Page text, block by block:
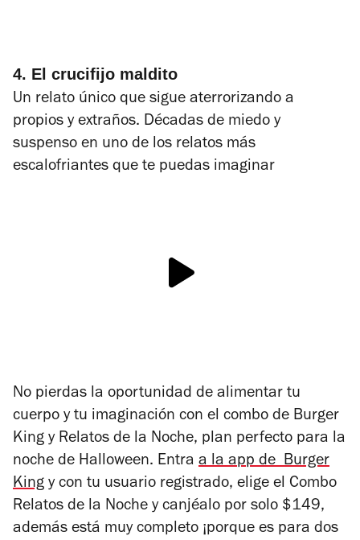
4. El crucifijo maldito
Un relato único que sigue aterrorizando a
propios y extraños. Décadas de miedo y
suspenso en uno de los relatos más
escalofriantes que te puedas imaginar
No pierdas la oportunidad de alimentar tu
cuerpo y tu imaginación con el combo de Burger
King y Relatos de la Noche, plan perfecto para la
noche de Halloween. Entra a la app de Burger
King y con tu usuario registrado, elige el Combo
Relatos de la Noche y canjéalo por solo $149,
además está muy completo ¡porque es para dos